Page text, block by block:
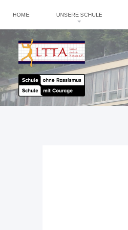
HOME UNSERE SCHULE